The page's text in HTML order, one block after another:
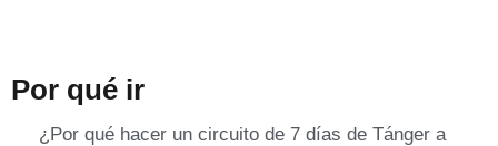
Por qué ir
¿Por qué hacer un circuito de 7 días de Tánger a